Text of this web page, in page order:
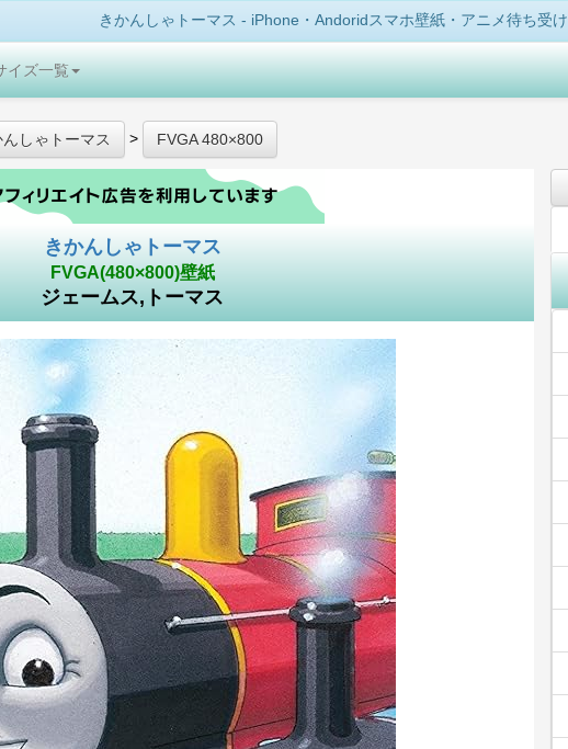
きかんしゃトーマス - iPhone・Andoridスマホ壁紙・アニメ待ち受け
イズ一覧
んしゃトーマス > FVGA 480×800
きかんしゃトーマス
FVGA(480×800)壁紙
ジェームス,トーマス